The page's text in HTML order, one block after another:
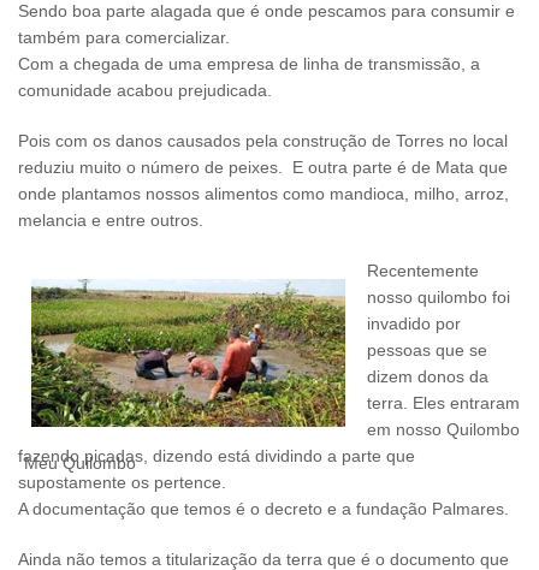
Sendo boa parte alagada que é onde pescamos para consumir e
também para comercializar.
Com a chegada de uma empresa de linha de transmissão, a
comunidade acabou prejudicada.
Pois com os danos causados pela construção de Torres no local
reduziu muito o número de peixes. E outra parte é de Mata que
onde plantamos nossos alimentos como mandioca, milho, arroz,
melancia e entre outros.
Meu Quilombo
Recentemente
nosso quilombo foi
invadido por
pessoas que se
dizem donos da
terra. Eles entraram
em nosso Quilombo
fazendo picadas, dizendo está dividindo a parte que
supostamente os pertence.
A documentação que temos é o decreto e a fundação Palmares.
Ainda não temos a titularização da terra que é o documento que